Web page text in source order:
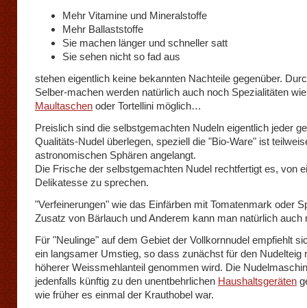
Mehr Vitamine und Mineralstoffe
Mehr Ballaststoffe
Sie machen länger und schneller satt
Sie sehen nicht so fad aus
stehen eigentlich keine bekannten Nachteile gegenüber.
Selber-machen werden natürlich auch noch Spezialitäten wie
Maultaschen oder Tortellini möglich…
Preislich sind die selbstgemachten Nudeln eigentlich jeder
Qualitäts-Nudel überlegen, speziell die "Bio-Ware" ist
astronomischen Sphären angelangt.
Die Frische der selbstgemachten Nudel rechtfertigt es, von
Delikatesse zu sprechen.
"Verfeinerungen" wie das Einfärben mit Tomatenmark oder
Zusatz von Bärlauch und Anderem kann man natürlich auch
Für "Neulinge" auf dem Gebiet der Vollkornnudel empfiehlt
ein langsamer Umstieg, so dass zunächst für den Nudelteig
höherer Weissmehlanteil genommen wird. Die
jedenfalls künftig zu den unentbehrlichen Haushaltsgeräten
wie früher es einmal der Krauthobel war.